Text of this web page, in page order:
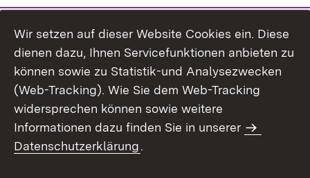
Wir setzen auf dieser Website Cookies ein. Diese
dienen dazu, Ihnen Servicefunktionen anbieten zu
können sowie zu Statistik-und Analysezwecken
(Web-Tracking). Wie Sie dem Web-Tracking
widersprechen können sowie weitere
Informationen dazu finden Sie in unserer
Datenschutzerklärung.